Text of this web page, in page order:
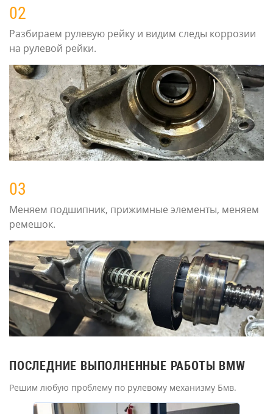
02
Разбираем рулевую рейку и видим следы коррозии
на рулевой рейки.
03
Меняем подшипник, прижимные элементы, меняем
ремешок.
ПОСЛЕДНИЕ ВЫПОЛНЕННЫЕ РАБОТЫ BMW
Решим любую проблему по рулевому механизму Бмв.